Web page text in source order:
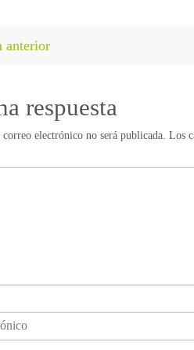
anterior
respuesta
electrónico no será publicada. Los